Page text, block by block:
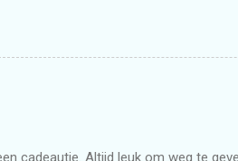
cadeautje. Altijd leuk om weg te